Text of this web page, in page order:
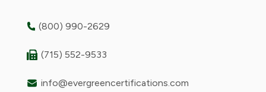
(800) 990-2629
(715) 552-9533
info@evergreencertifications.com